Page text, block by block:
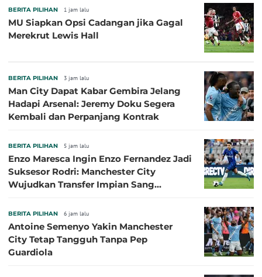
BERITA PILIHAN 1 jam lalu
MU Siapkan Opsi Cadangan jika Gagal
Merekrut Lewis Hall
BERITA PILIHAN 3 jam lalu
Man City Dapat Kabar Gembira Jelang
Hadapi Arsenal: Jeremy Doku Segera
Kembali dan Perpanjang Kontrak
BERITA PILIHAN 5 jam lalu
Enzo Maresca Ingin Enzo Fernandez Jadi
Suksesor Rodri: Manchester City
Wujudkan Transfer Impian Sang
BERITA PILIHAN 6 jam lalu
Antoine Semenyo Yakin Manchester
City Tetap Tangguh Tanpa Pep
Guardiola